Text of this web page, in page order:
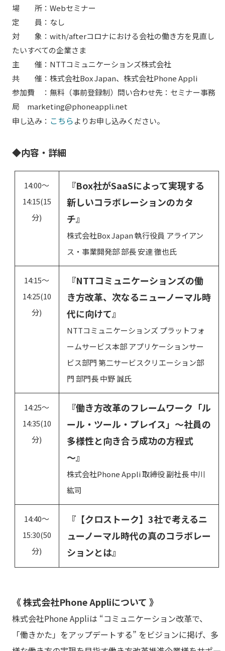
場 所：Webセミナー
定 員：なし
対 象：with/afterコロナにおける会社の働き方を見直し
たいすべての企業さま
主 催：NTTコミュニケーションズ株式会社
共 催：株式会社Box Japan、株式会社Phone Appli
参加費 ：無料（事前登録制）問い合わせ先：セミナー事務
局 marketing@phoneappli.net
申し込み： こちらよりお申し込みください。
◆内容・詳細
14:00～
14:15(15
分)
『Box社がSaaSによって実現する
新しいコラボレーションのカタ
チ』
株式会社Box Japan 執行役員 アライアン
ス・事業開発部 部長 安達 徹也氏
14:15～
14:25(10
分)
『NTTコミュニケーションズの働
き方改革、次なるニューノーマル時
代に向けて』
NTTコミュニケーションズ プラットフォ
ームサービス本部 アプリケーションサー
ビス部門 第二サービスクリエーション部
門 部門長 中野 誠氏
14:25～
14:35(10
分)
『働き方改革のフレームワーク「ル
ール・ツール・プレイス」～社員の
多様性と向き合う成功の方程式
～』
株式会社Phone Appli 取締役 副社長 中川
紘司
14:40～
15:30(50
分)
『【クロストーク】3社で考えるニ
ューノーマル時代の真のコラボレー
ションとは』
《 株式会社Phone Appliについて 》
株式会社Phone Appliは “コミュニケーション改革で、
「働きかた」をアップデートする” をビジョンに掲げ、多